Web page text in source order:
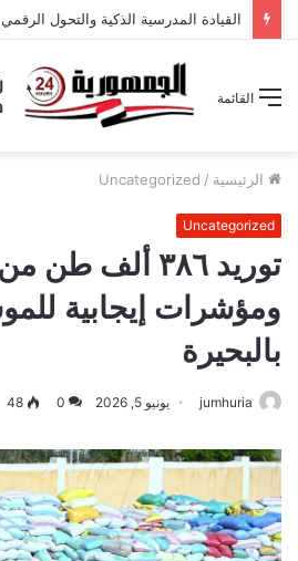
القيادة المدرسية الذكية والتحول
القائمة
الرئيسية /
Uncategorized
Uncategorized
توريد ٣٨٦ ألف
ومؤشرات إيجابية
بالبحيرة
jumhuria يونيو 5, 2026 0
48